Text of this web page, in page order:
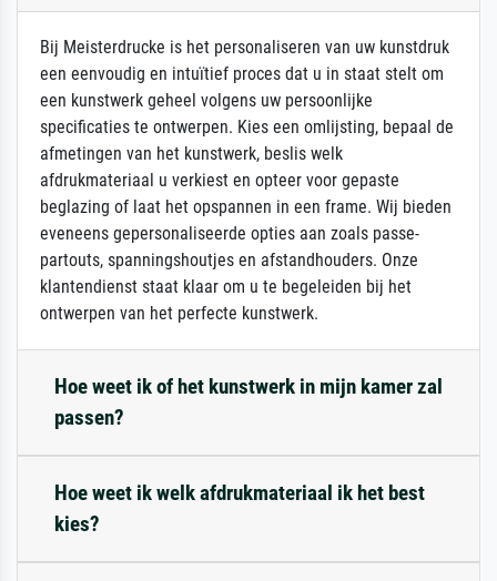
Bij Meisterdrucke is het personaliseren van uw kunstdruk
een eenvoudig en intuïtief proces dat u in staat stelt om
een kunstwerk geheel volgens uw persoonlijke
specificaties te ontwerpen. Kies een omlijsting, bepaal de
afmetingen van het kunstwerk, beslis welk
afdrukmateriaal u verkiest en opteer voor gepaste
beglazing of laat het opspannen in een frame. Wij bieden
eveneens gepersonaliseerde opties aan zoals passe-
partouts, spanningshoutjes en afstandhouders. Onze
klantendienst staat klaar om u te begeleiden bij het
ontwerpen van het perfecte kunstwerk.
Hoe weet ik of het kunstwerk in mijn kamer zal
passen?
Hoe weet ik welk afdrukmateriaal ik het best
kies?